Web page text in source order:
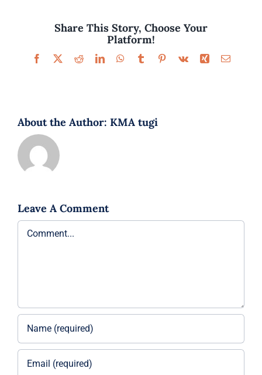
Share This Story, Choose Your
Platform!
Facebook
X RedditLinkedInWhatsApp
TumblrPinterest
Vk Xing Email
About the Author: KMA tugi
Leave A Comment
Comment